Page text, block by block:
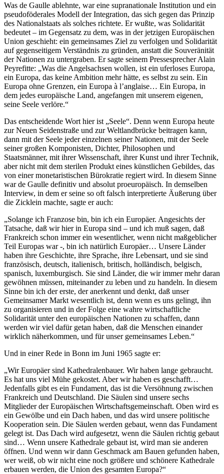
Was de Gaulle ablehnte, war eine supranationale Institution und ein
pseudoföderales Modell der Integration, das sich gegen das Prinzip
des Nationalstaats als solches richtete. Er wußte, was Solidarität
bedeutet – im Gegensatz zu dem, was in der jetzigen Europäischen
Union geschieht: ein gemeinsames Ziel zu verfolgen und Solidarität
auf gegenseitigem Verständnis zu gründen, anstatt die Souveränität
der Nationen zu untergraben. Er sagte seinem Pressesprecher Alain
Peyrefitte: „Was die Angelsachsen wollen, ist ein uferloses Europa,
ein Europa, das keine Ambition mehr hätte, es selbst zu sein. Ein
Europa ohne Grenzen, ein Europa à l’anglaise… Ein Europa, in
dem jedes europäische Land, angefangen mit unserem eigenen,
seine Seele verlöre.“
Das entscheidende Wort hier ist „Seele“. Denn wenn Europa heute
zur Neuen Seidenstraße und zur Weltlandbrücke beitragen kann,
dann mit der Seele jeder einzelnen seiner Nationen, mit der Seele
seiner großen Komponisten, Dichter, Philosophen und
Staatsmänner, mit ihrer Wissenschaft, ihrer Kunst und ihrer Technik,
aber nicht mit dem sterilen Produkt eines künstlichen Gebildes, das
von einer monetaristischen Bürokratie regiert wird. In diesem Sinne
war de Gaulle definitiv und absolut proeuropäisch. In demselben
Interview, in dem er seine so oft falsch interpretierte Äußerung über
die Zicklein machte, sagte er auch:
„Solange ich Franzose bin, bin ich ein Europäer. Angesichts der
Tatsache, daß wir hier in Europa sind – und ich muß sagen, daß
Frankreich schon immer ein wesentlicher, wenn nicht maßgeblicher
Teil Europas war -, bin ich natürlich Europäer… Unsere Länder
haben ihre Geschichte, ihre Sprache, ihre Lebensart, und sie sind
französisch, deutsch, italienisch, britisch, holländisch, belgisch,
spanisch, luxemburgisch. Sie sind Länder, die wir immer mehr daran
gewöhnen müssen, miteinander zu leben und zu handeln. In diesem
Sinne bin ich der erste, der anerkennt und denkt, daß unser
Gemeinsamer Markt wesentlich ist, denn wenn es uns gelingt, ihn
zu organisieren und in der Folge eine wahre wirtschaftliche
Solidarität unter den europäischen Nationen zu schaffen, dann
werden wir viel dafür getan haben, daß die Menschen einander
wirklich näherkommen, und für unser gemeinsames Leben.“
Und in einer Rede in Bonn im Juni 1965 sagte er:
„Wir Europäer sind Kathedralenbauer. Wir haben lange gebraucht.
Es hat uns viel Mühe gekostet. Aber wir haben es geschafft…
Jedenfalls gibt es ein Fundament, das ist die Versöhnung zwischen
Frankreich und Deutschland. Die Säulen sind unsere sechs
Mitglieder der Europäischen Wirtschaftsgemeinschaft. Oben wird es
ein Gewölbe und ein Dach haben, und das wird unsere politische
Kooperation sein. Die Säulen werden gebaut, wenn das Fundament
gelegt ist. Das Dach wird aufgesetzt, wenn die Säulen richtig gebaut
sind… Wenn unsere Kathedrale gebaut ist, wird man sie anderen
öffnen. Und wenn wir dann Geschmack am Bauen gefunden haben,
wer weiß, ob wir nicht eine noch größere und schönere Kathedrale
erbauen werden, die Union des gesamten Europa?“